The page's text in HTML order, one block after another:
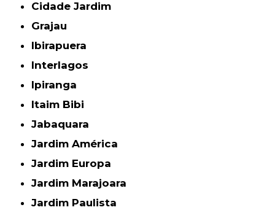
Cidade Jardim
Grajau
Ibirapuera
Interlagos
Ipiranga
Itaim Bibi
Jabaquara
Jardim América
Jardim Europa
Jardim Marajoara
Jardim Paulista